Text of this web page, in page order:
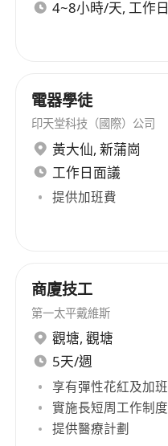
4~8小時/天, 工作
電器學徒
印天堂科技（國際）公司
黃大仙, 新蒲崗
工作日面議
提供加班費
商廈技工
第一太平戴維斯
觀塘, 觀塘
5天/週
享有彈性花紅及加
實施長短周工作制度
提供醫療計劃